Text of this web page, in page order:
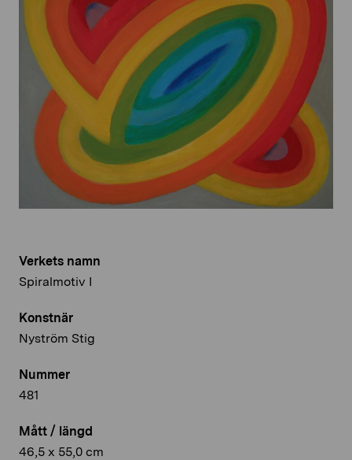
Verkets namn
Spiralmotiv I
Konstnär
Nyström Stig
Nummer
481
Mått / längd
46,5 x 55,0 cm